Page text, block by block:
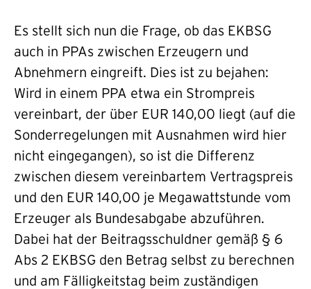
Es stellt sich nun die Frage, ob das EKBSG
auch in PPAs zwischen Erzeugern und
Abnehmern eingreift. Dies ist zu bejahen:
Wird in einem PPA etwa ein Strompreis
vereinbart, der über EUR 140,00 liegt (auf die
Sonderregelungen mit Ausnahmen wird hier
nicht eingegangen), so ist die Differenz
zwischen diesem vereinbartem Vertragspreis
und den EUR 140,00 je Megawattstunde vom
Erzeuger als Bundesabgabe abzuführen.
Dabei hat der Beitragsschuldner gemäß § 6
Abs 2 EKBSG den Betrag selbst zu berechnen
und am Fälligkeitstag beim zuständigen